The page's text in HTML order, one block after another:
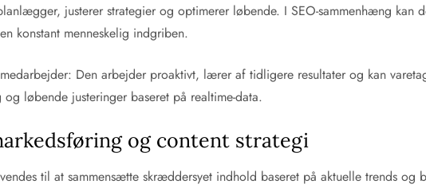
justerer strategier og optimerer løbende. I SEO-sammenhæng kan
konstant menneskelig indgriben.
Den arbejder proaktivt, lærer af tidligere resultater og kan
løbende justeringer baseret på realtime-data.
og content strategi
til at sammensætte skræddersyet indhold baseret på aktuelle trends